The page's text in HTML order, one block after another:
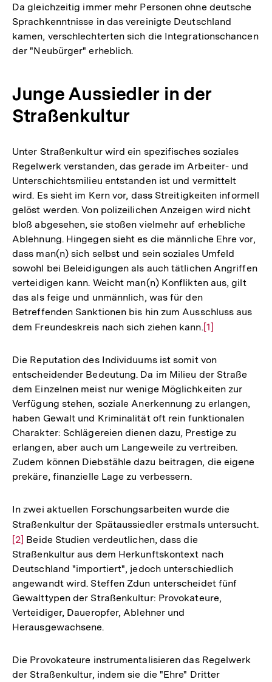
Da gleichzeitig immer mehr Personen ohne deutsche
Sprachkenntnisse in das vereinigte Deutschland
kamen, verschlechterten sich die Integrationschancen
der "Neubürger" erheblich.
Junge Aussiedler in der
Straßenkultur
Unter Straßenkultur wird ein spezifisches soziales
Regelwerk verstanden, das gerade im Arbeiter- und
Unterschichtsmilieu entstanden ist und vermittelt
wird. Es sieht im Kern vor, dass Streitigkeiten informell
gelöst werden. Von polizeilichen Anzeigen wird nicht
bloß abgesehen, sie stoßen vielmehr auf erhebliche
Ablehnung. Hingegen sieht es die männliche Ehre vor,
dass man(n) sich selbst und sein soziales Umfeld
sowohl bei Beleidigungen als auch tätlichen Angriffen
verteidigen kann. Weicht man(n) Konflikten aus, gilt
das als feige und unmännlich, was für den
Betreffenden Sanktionen bis hin zum Ausschluss aus
dem Freundeskreis nach sich ziehen kann.Zur
der
Fußnote
[1]
Die Reputation des Individuums ist somit von
entscheidender Bedeutung. Da im Milieu der Straße
dem Einzelnen meist nur wenige Möglichkeiten zur
Verfügung stehen, soziale Anerkennung zu erlangen,
haben Gewalt und Kriminalität oft rein funktionalen
Charakter: Schlägereien dienen dazu, Prestige zu
erlangen, aber auch um Langeweile zu vertreiben.
Zudem können Diebstähle dazu beitragen, die eigene
prekäre, finanzielle Lage zu verbessern.
In zwei aktuellen Forschungsarbeiten wurde die
Straßenkultur der Spätaussiedler erstmals untersucht.
[2] Beide Studien verdeutlichen, dass die
Straßenkultur aus dem Herkunftskontext nach
Deutschland "importiert", jedoch unterschiedlich
angewandt wird. Steffen Zdun unterscheidet fünf
Gewalttypen der Straßenkultur: Provokateure,
Verteidiger, Daueropfer, Ablehner und
Herausgewachsene.
Die Provokateure instrumentalisieren das Regelwerk
der Straßenkultur, indem sie die "Ehre" Dritter